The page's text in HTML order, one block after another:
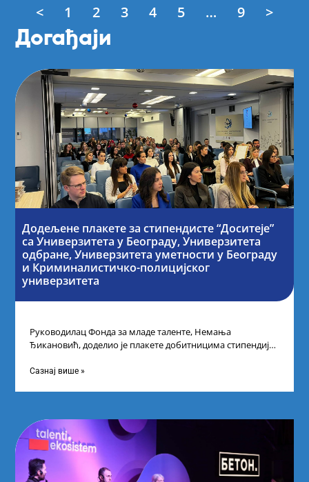
< 1 2 3 4 5 … 9 >
Догађаји
Додељене плакете за стипендисте “Доситеје”
са Универзитета у Београду, Универзитета
одбране, Универзитета уметности у Београду
и Криминалистичко-полицијског
универзитета
Руководилац Фонда за младе таленте, Немања
Ђикановић, доделио је плакете добитницима стипендије
технолошком парку
Сазнај више »